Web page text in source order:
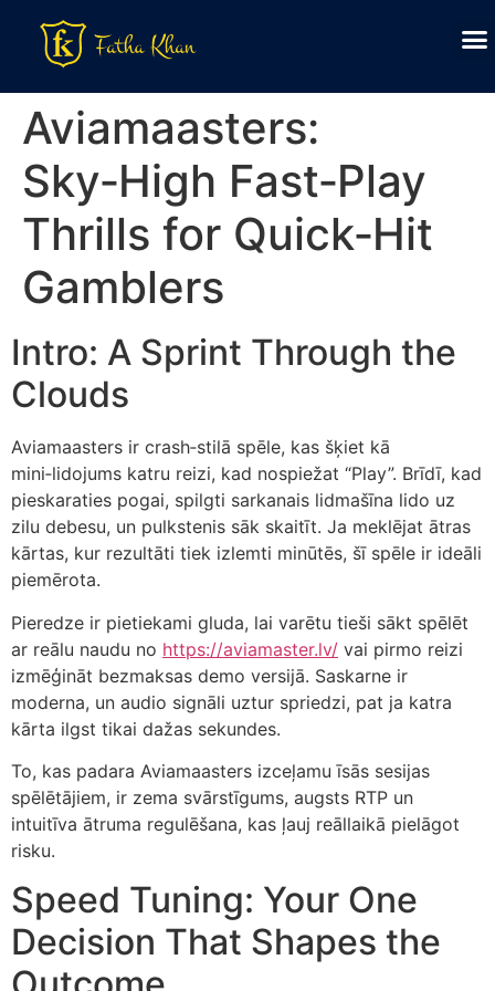
Aviamaasters:
Sky‑High Fast‑Play
Thrills for Quick‑Hit
Gamblers
Intro: A Sprint Through the
Clouds
Aviamaasters ir crash‑stilā spēle, kas šķiet kā
mini‑lidojums katru reizi, kad nospiežat “Play”. Brīdī, kad
pieskaraties pogai, spilgti sarkanais lidmašīna lido uz
zilu debesu, un pulkstenis sāk skaitīt. Ja meklējat ātras
kārtas, kur rezultāti tiek izlemti minūtēs, šī spēle ir ideāli
piemērota.
Pieredze ir pietiekami gluda, lai varētu tieši sākt spēlēt
ar reālu naudu no https://aviamaster.lv/ vai pirmo reizi
izmēģināt bezmaksas demo versijā. Saskarne ir
moderna, un audio signāli uztur spriedzi, pat ja katra
kārta ilgst tikai dažas sekundes.
To, kas padara Aviamaasters izceļamu īsās sesijas
spēlētājiem, ir zema svārstīgums, augsts RTP un
intuitīva ātruma regulēšana, kas ļauj reāllaikā pielāgot
risku.
Speed Tuning: Your One
Decision That Shapes the